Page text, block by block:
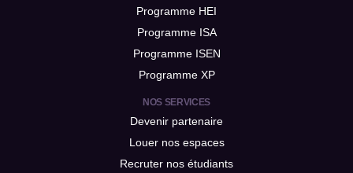
Programme HEI
Programme ISA
Programme ISEN
Programme XP
NOS SERVICES
Devenir partenaire
Louer nos espaces
Recruter nos étudiants